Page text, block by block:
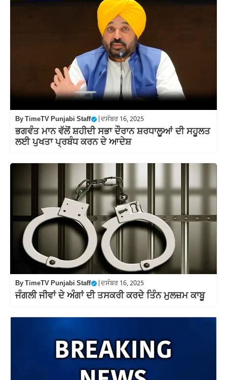
ByTimeTV Punjabi Staff ਦਸੰਬਰ 16, 2025
ਭਗਵੰਤ ਮਾਨ ਵੱਲੋਂ ਸ਼ਹੀਦੀ ਸਭਾ ਦੌਰਾਨ ਸ਼ਰਧਾਲੂਆਂ ਦੀ ਸਹੂਲਤ
ਲਈ ਪੁਖਤਾ ਪ੍ਰਬੰਧ ਕਰਨ ਦੇ ਆਦੇਸ਼
ByTimeTV Punjabi Staff ਦਸੰਬਰ 16, 2025
ਜੰਗਲੀ ਜੀਵਾਂ ਦੇ ਅੰਗਾਂ ਦੀ ਤਸਕਰੀ ਕਰਦੇ ਤਿੰਨ ਮੁਲਜ਼ਮ ਕਾਬੂ